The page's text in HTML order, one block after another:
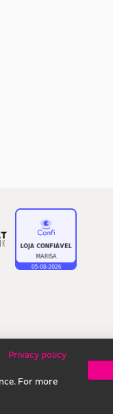
Privacy policy
For more